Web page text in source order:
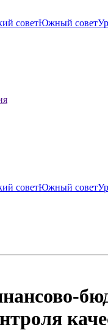
советЮжный совет
советЮжный совет